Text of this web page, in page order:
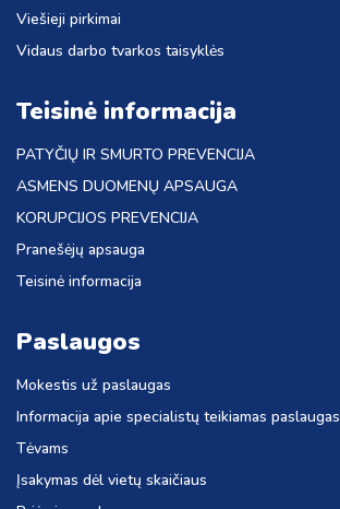
Viešieji pirkimai
Vidaus darbo tvarkos taisyklės
Teisinė informacija
PATYČIŲ IR SMURTO PREVENCIJA
ASMENS DUOMENŲ APSAUGA
KORUPCIJOS PREVENCIJA
Pranešėjų apsauga
Teisinė informacija
Paslaugos
Mokestis už paslaugas
Informacija apie specialistų teikiamas paslaugas
Tėvams
Įsakymas dėl vietų skaičiaus